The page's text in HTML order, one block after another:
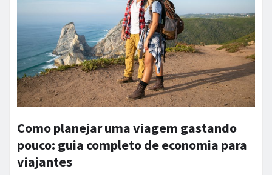
Como planejar uma viagem gastando
pouco: guia completo de economia para
viajantes